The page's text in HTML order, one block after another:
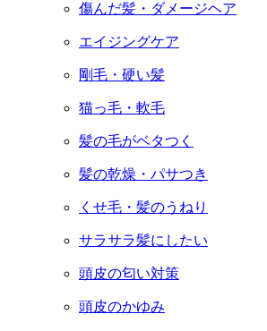
傷んだ髪・ダメージヘア
エイジングケア
剛毛・硬い髪
猫っ毛・軟毛
髪の毛がベタつく
髪の乾燥・パサつき
くせ毛・髪のうねり
サラサラ髪にしたい
頭皮の匂い対策
頭皮のかゆみ